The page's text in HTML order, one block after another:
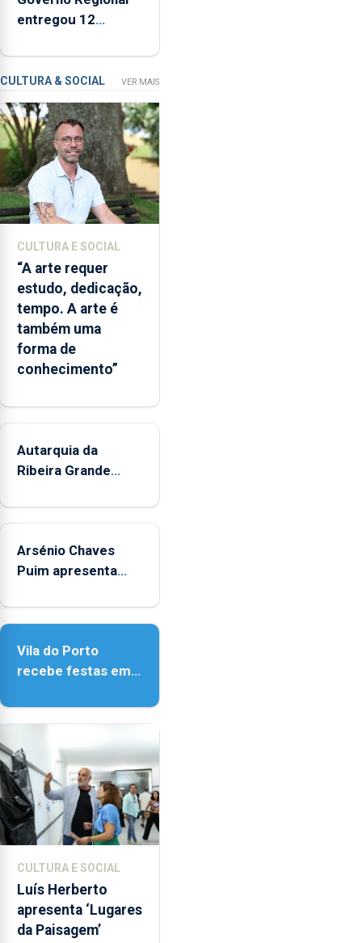
financiamento
para
os
bombeiros
dos
Açores
com
responsabilidades
partilhadas
entre
o
Governo
Regional
e
municípios.
entregou 12
freguesia da Maia
CULTURA & SOCIAL VER MAIS
CULTURA E SOCIAL
“A arte requer
estudo, dedicação,
tempo. A arte é
também uma
forma de
conhecimento”
Autarquia da
Ribeira Grande
"Museus no Verão"
Arsénio Chaves
Puim apresenta
de Vila do Porto
Vila do Porto
recebe festas em
Senhora da
CULTURA E SOCIAL
Luís Herberto
apresenta ‘Lugares
da Paisagem’